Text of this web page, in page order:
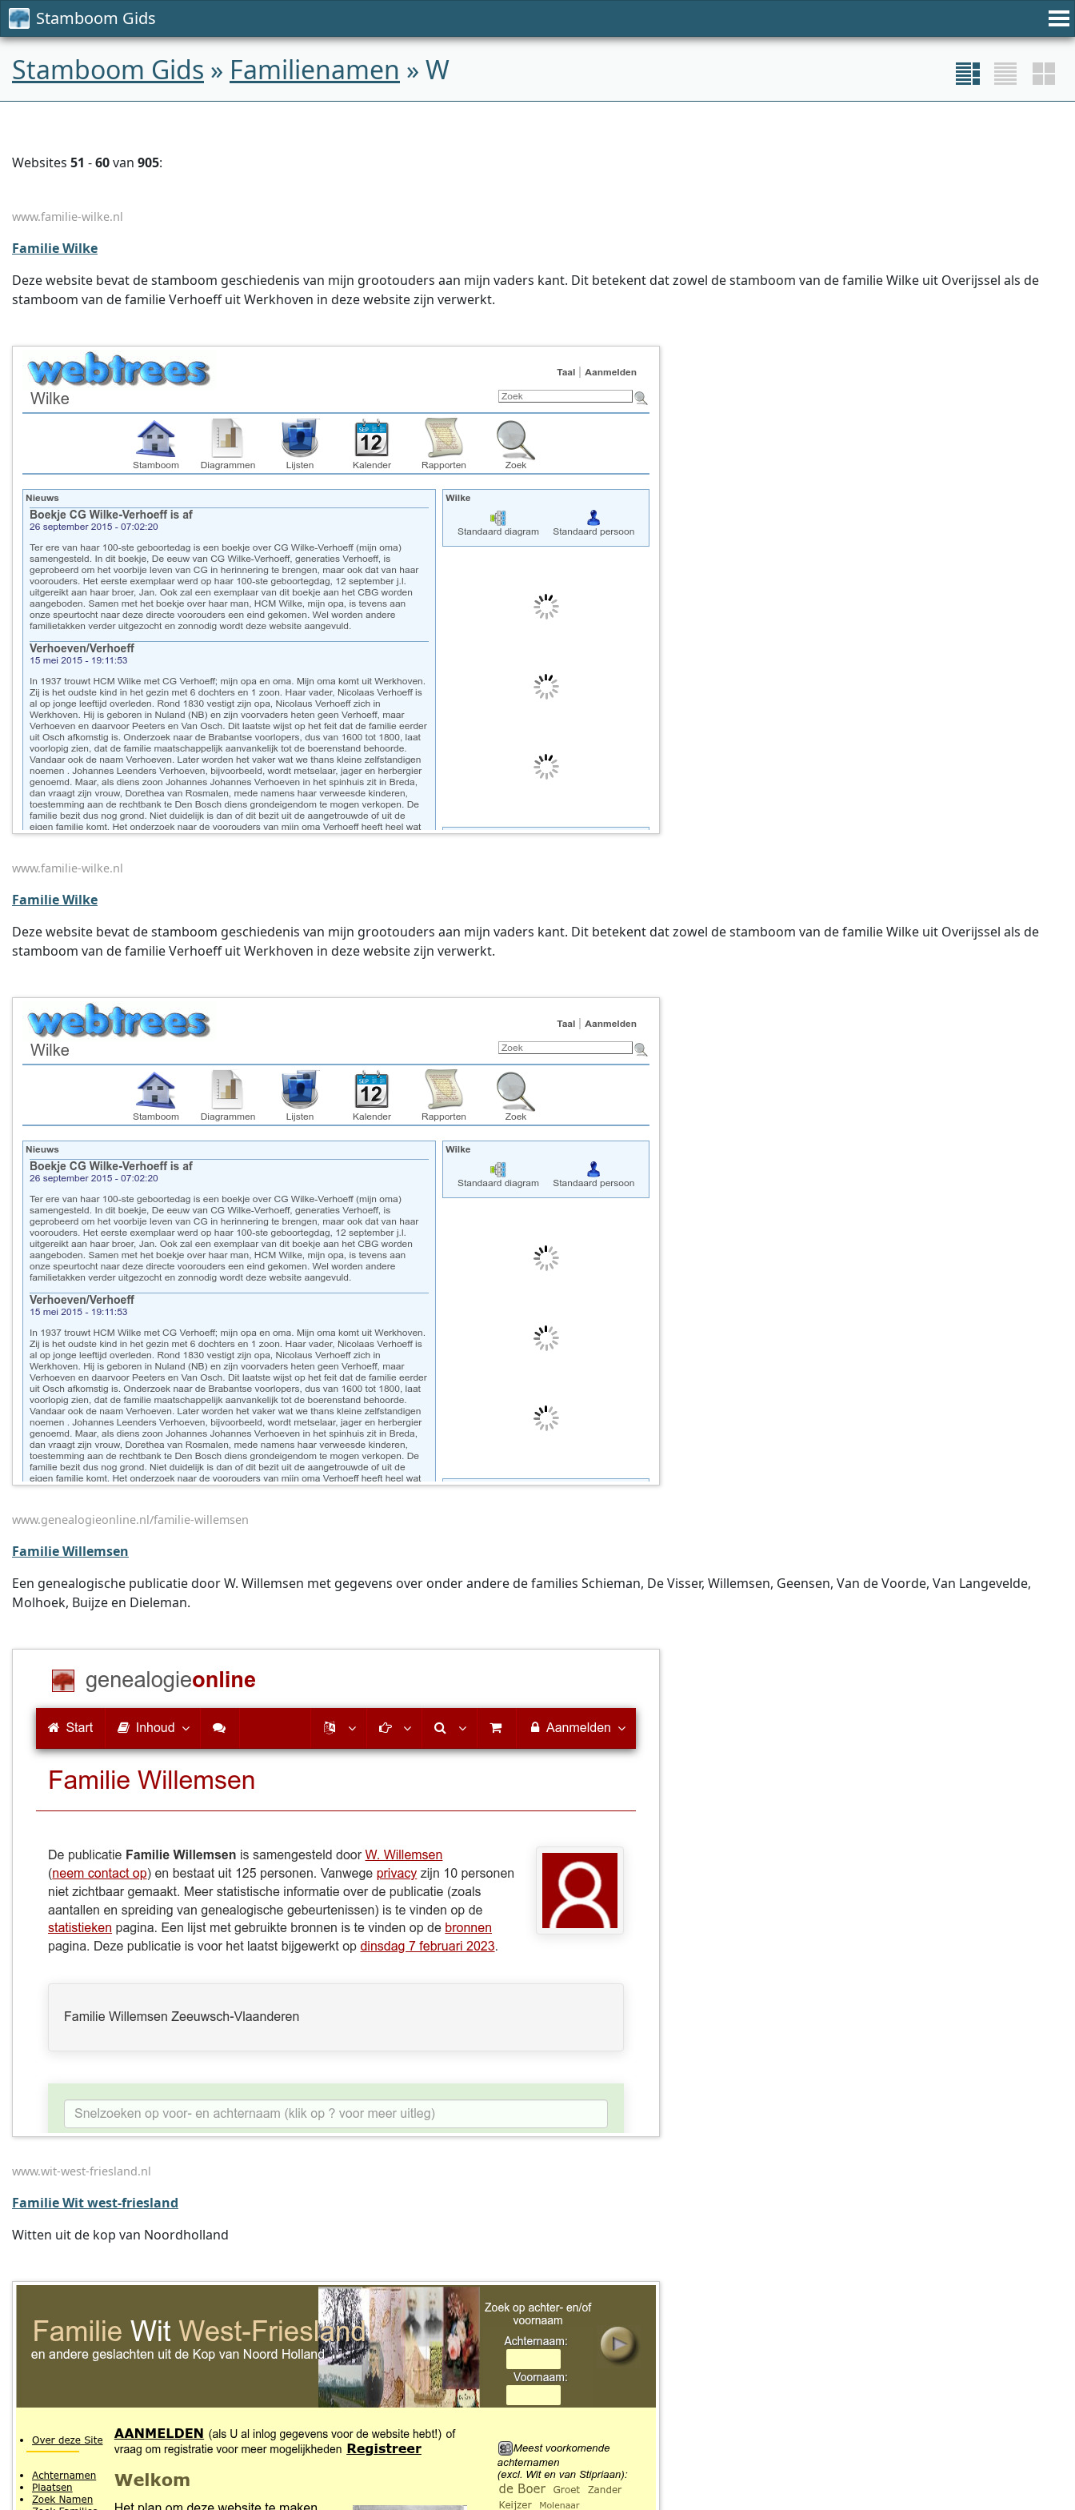
Stamboom Gids
Stamboom Gids » Familienamen » W
Websites 51 -60van 905:
www.familie-wilke.nl
Familie Wilke
Deze website bevat de stamboom geschiedenis van mijn grootouders aan mijn vaders kant. Dit betekent dat zowel de stamboom van de familie Wilke uit Overijssel als de
stamboom van de familie Verhoeff uit Werkhoven in deze website zijn verwerkt.
www.familie-wilke.nl
Familie Wilke
Deze website bevat de stamboom geschiedenis van mijn grootouders aan mijn vaders kant. Dit betekent dat zowel de stamboom van de familie Wilke uit Overijssel als de
stamboom van de familie Verhoeff uit Werkhoven in deze website zijn verwerkt.
www.genealogieonline.nl/familie-willemsen
Familie Willemsen
Een genealogische publicatie door W. Willemsen met gegevens over onder andere de families Schieman, De Visser, Willemsen, Geensen, Van de Voorde, Van Langevelde,
Molhoek, Buijze en Dieleman.
www.wit-west-friesland.nl
Familie Wit west-friesland
Witten uit de kop van Noordholland